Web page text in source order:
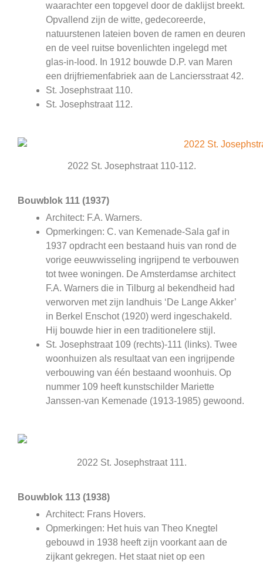
waarachter een topgevel door de daklijst breekt.
Opvallend zijn de witte, gedecoreerde,
natuurstenen lateien boven de ramen en deuren
en de veel ruitse bovenlichten ingelegd met
glas-in-lood. In 1912 bouwde D.P. van Maren
een drijfriemenfabriek aan de Lanciersstraat 42.
St. Josephstraat 110.
St. Josephstraat 112.
2022 St. Josephstraat 110-112.
Bouwblok 111 (1937)
Architect: F.A. Warners.
Opmerkingen: C. van Kemenade-Sala gaf in
1937 opdracht een bestaand huis van rond de
vorige eeuwwisseling ingrijpend te verbouwen
tot twee woningen. De Amsterdamse architect
F.A. Warners die in Tilburg al bekendheid had
verworven met zijn landhuis ‘De Lange Akker’
in Berkel Enschot (1920) werd ingeschakeld.
Hij bouwde hier in een traditionelere stijl.
St. Josephstraat 109 (rechts)-111 (links). Twee
woonhuizen als resultaat van een ingrijpende
verbouwing van één bestaand woonhuis. Op
nummer 109 heeft kunstschilder Mariette
Janssen-van Kemenade (1913-1985) gewoond.
2022 St. Josephstraat 111.
Bouwblok 113 (1938)
Architect: Frans Hovers.
Opmerkingen: Het huis van Theo Knegtel
gebouwd in 1938 heeft zijn voorkant aan de
zijkant gekregen. Het staat niet op een